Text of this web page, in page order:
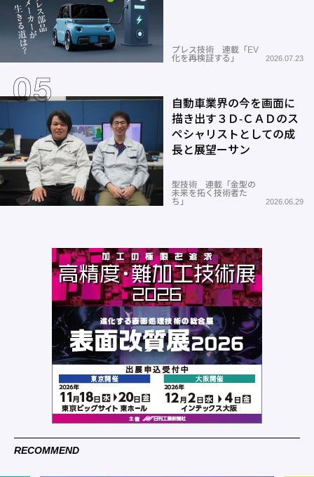
プレス技術 連載「EV
化を再検証する」
2026.07.23
自動車業界の今を画面に
描き出す３Ｄ-ＣＡＤのス
ペシャリストとしての成
長と展望ーサン
型技術 連載「金型の
未来を拓く技術者た
ち」
2026.06.29
RECOMMEND